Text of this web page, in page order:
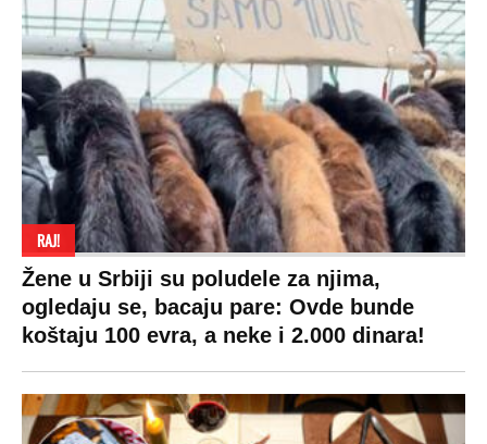
RAJ!
Žene u Srbiji su poludele za njima,
ogledaju se, bacaju pare: Ovde bunde
koštaju 100 evra, a neke i 2.000 dinara!